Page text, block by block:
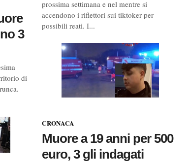
3
di
prossima settimana e nel mentre si
accendono i riflettori sui tiktoker per
possibili reati. I...
CRONACA
Muore a 19 anni per 500
euro, 3 gli indagati